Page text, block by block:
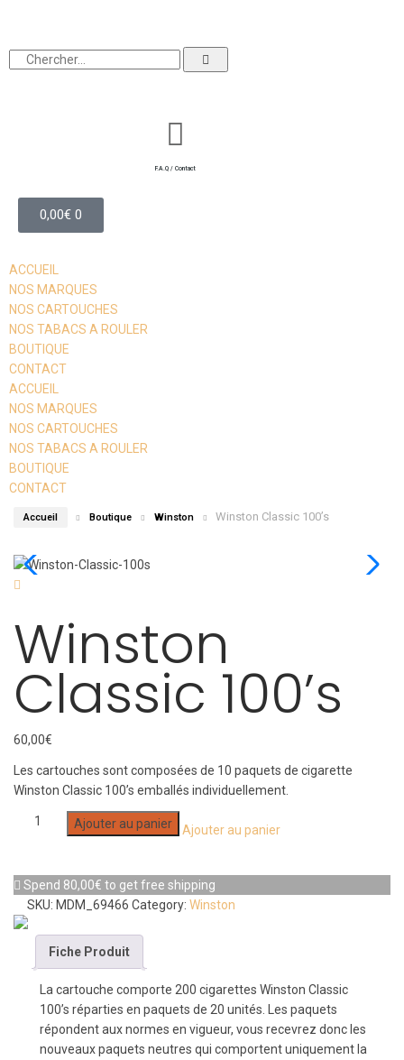
F.A.Q / Contact
0,00€ 0
ACCUEIL
NOS MARQUES
NOS CARTOUCHES
NOS TABACS A ROULER
BOUTIQUE
CONTACT
ACCUEIL
NOS MARQUES
NOS CARTOUCHES
NOS TABACS A ROULER
BOUTIQUE
CONTACT
Accueil Boutique Winston Winston Classic 100’s
Winston
Classic 100’s
60,00€
Les cartouches sont composées de 10 paquets de cigarette
Winston Classic 100’s emballés individuellement.
Ajouter au panier Ajouter au panier
Spend 80,00€ to get free shipping
SKU: MDM_69466 Category: Winston
Fiche Produit
La cartouche comporte 200 cigarettes Winston Classic
100’s réparties en paquets de 20 unités. Les paquets
répondent aux normes en vigueur, vous recevrez donc les
nouveaux paquets neutres qui comportent uniquement la